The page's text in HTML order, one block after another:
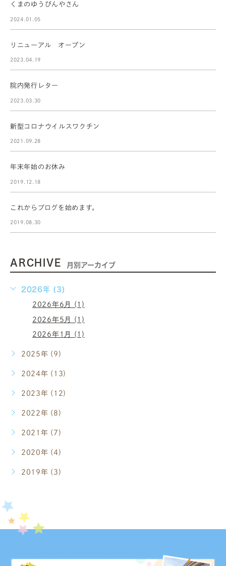
くまのゆうびんやさん
2024.01.05
リニューアル オープン
2023.04.19
院内発行レター
2023.03.30
新型コロナウイルスワクチン
2021.09.28
年末年始のお休み
2019.12.18
これからブログを始めます。
2019.08.30
ARCHIVE 月別アーカイブ
2026年 (3)
2026年6月 (1)
2026年5月 (1)
2026年1月 (1)
2025年 (9)
2024年 (13)
2023年 (12)
2022年 (8)
2021年 (7)
2020年 (4)
2019年 (3)